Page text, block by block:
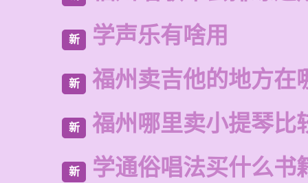
新 学声乐有啥用
新 福州卖吉他的地方在
新 福州哪里卖小提琴比
新 学通俗唱法买什么书